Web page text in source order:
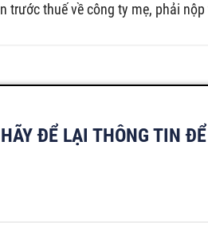
trước thuế về công ty mẹ, phải
HÃY ĐỂ LẠI THÔNG TIN